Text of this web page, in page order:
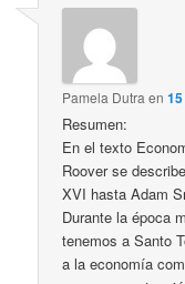
Pamela Dutra en
Resumen:
En el texto
Roover se
XVI hasta Adam
Durante la época
tenemos a Santo
a la economía